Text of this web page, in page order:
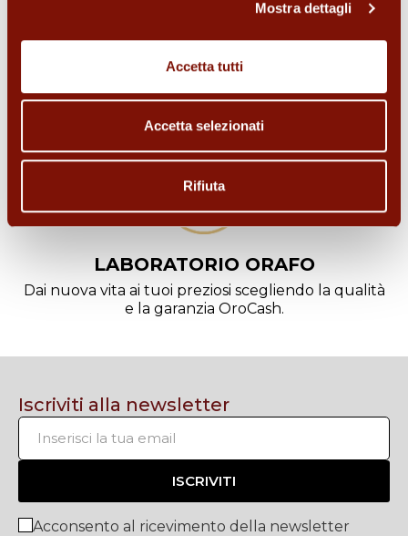
Mostra dettagli
Accetta tutti
Accetta selezionati
Rifiuta
ORO DA INVESTIMENTO
monete d'oro.
LABORATORIO ORAFO
Dai nuova vita ai tuoi preziosi scegliendo la qualità
e la garanzia OroCash.
Iscriviti alla newsletter
ISCRIVITI
Acconsento al ricevimento della newsletter